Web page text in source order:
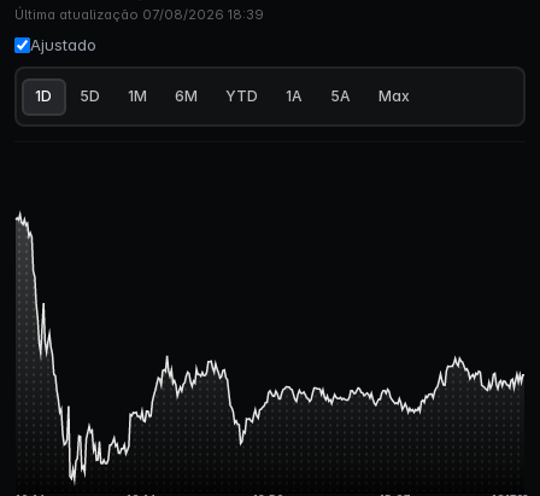
Última atualização 07/08/2026 18:39
Ajustado
1D 5D 1M 6M YTD 1A 5A Max